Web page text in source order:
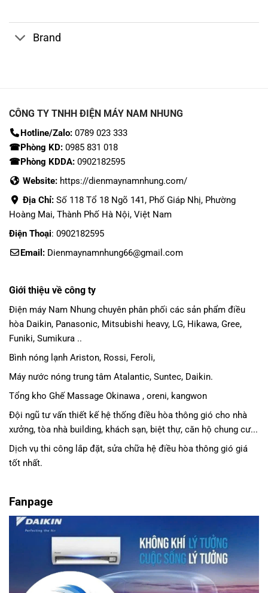
Brand
CÔNG TY TNHH ĐIỆN MÁY NAM NHUNG
Hotline/Zalo:0789 023 333
☎Phòng KD: 0985 831 018
☎Phòng KDDA: 0902182595
Website: https://dienmaynamnhung.com/
Địa Chỉ: Số 118 Tổ 18 Ngõ 141, Phố Giáp Nhị, Phường
Hoàng Mai, Thành Phố Hà Nội, Việt Nam
Điện Thoại: 0902182595
Email: Dienmaynamnhung66@gmail.com
Giới thiệu về công ty
Điện máy Nam Nhung chuyên phân phối các sản phẩm điều
hòa Daikin, Panasonic, Mitsubishi heavy, LG, Hikawa, Gree,
Funiki, Sumikura ..
Bình nóng lạnh Ariston, Rossi, Feroli,
Máy nước nóng trung tâm Atalantic, Suntec, Daikin.
Tổng kho Ghế Massage Okinawa , oreni, kangwon
Đội ngũ tư vấn thiết kế hệ thống điều hòa thông gió cho nhà
xưởng, tòa nhà building, khách sạn, biệt thự, căn hộ chung cư...
Dịch vụ thi công lắp đặt, sửa chữa hệ điều hòa thông gió giá
tốt nhất.
Fanpage